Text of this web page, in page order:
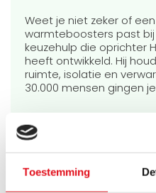
Toestemming
Weet je niet zeker of
warmteboosters past
keuzehulp die oprichter
heeft ontwikkeld. Hij
ruimte, isolatie en
30.000 mensen gingen